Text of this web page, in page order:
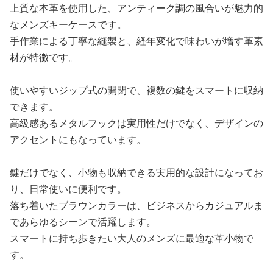
上質な本革を使用した、アンティーク調の風合いが魅力的
なメンズキーケースです。
手作業による丁寧な縫製と、経年変化で味わいが増す革素
材が特徴です。
使いやすいジップ式の開閉で、複数の鍵をスマートに収納
できます。
高級感あるメタルフックは実用性だけでなく、デザインの
アクセントにもなっています。
鍵だけでなく、小物も収納できる実用的な設計になってお
り、日常使いに便利です。
落ち着いたブラウンカラーは、ビジネスからカジュアルま
であらゆるシーンで活躍します。
スマートに持ち歩きたい大人のメンズに最適な革小物で
す。